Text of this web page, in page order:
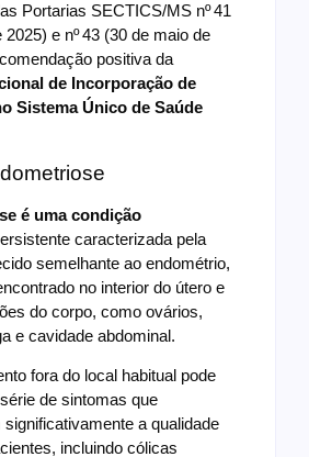
Portarias SECTICS/MS nº 41
2025) e nº 43 (30 de maio de
positiva da
de Incorporação de
Sistema Único de Saúde
é uma condição
caracterizada pela
semelhante ao endométrio,
no interior do útero e
do corpo, como ovários,
e cavidade abdominal.
fora do local habitual pode
de sintomas que
a qualidade
incluindo cólicas